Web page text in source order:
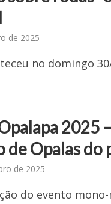
de 2025
no domingo
2025
Opalas do
de 2025
do evento